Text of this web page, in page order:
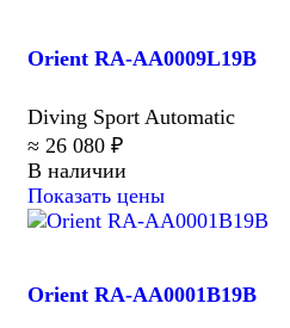
Orient RA-AA0009L19B
Diving Sport Automatic
≈ 26 080 ₽
В наличии
Показать цены
Orient RA-AA0001B19B